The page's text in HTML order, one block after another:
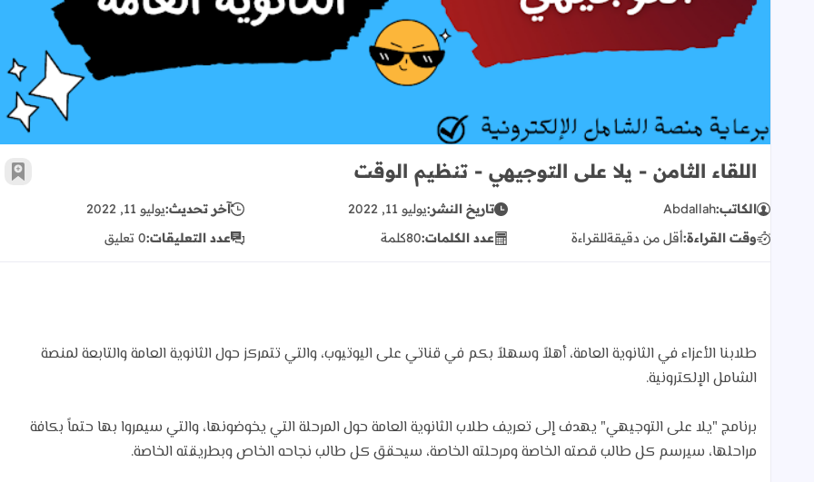
اللقاء الثامن - يلا على التوجيهي - تنظيم الوقت
الكاتب:Abdallah تاريخ النشر:يوليو 11, 2022 آخر تحديث:يوليو 11, 2022
وقت القراءة:أقل من دقيقةللقراءة عدد الكلمات:80كلمة عدد التعليقات:0 تعليق
طلابنا الأعزاء في الثانوية العامة، أهلاً وسهلاً بكم في قناتي على اليوتيوب، والتي تتمركز حول الثانوية العامة والتابعة لمنصة
الشامل الإلكترونية.
برنامج "يلا على التوجيهي" يهدف إلى تعريف طلاب الثانوية العامة حول المرحلة التي يخوضونها، والتي سيمروا بها حتماً بكافة
مراحلها، سيرسم كل طالب قصته الخاصة ومرحلته الخاصة، سيحقق كل طالب نجاحه الخاص وبطريقته الخاصة.